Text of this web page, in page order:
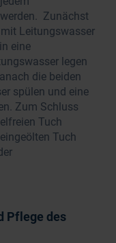
Zunächst
Leitungswasser
eine
legen
die beiden
spülen und eine
Zum Schluss
Tuch
Tuch
Pflege des